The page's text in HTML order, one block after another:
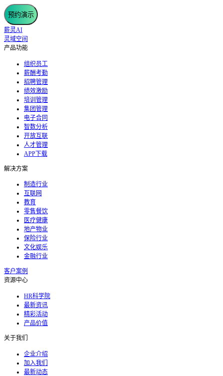
预约演示
薪灵AI
灵域空间
产品功能
组织员工
薪酬考勤
招聘管理
绩效激励
培训管理
集团管理
电子合同
智数分析
开放互联
人才管理
APP下载
解决方案
制造行业
互联网
教育
零售餐饮
医疗健康
地产物业
保险行业
文化娱乐
金融行业
客户案例
资源中心
HR科学院
最新资讯
精彩活动
产品价值
关于我们
企业介绍
加入我们
最新动态